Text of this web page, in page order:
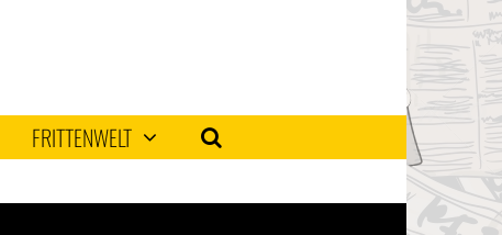
FRITTENWELT